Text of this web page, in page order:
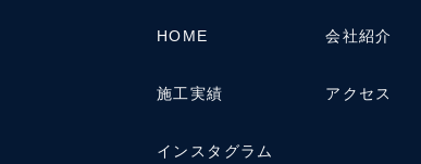
HOME 会社紹介
施工実績 アクセス
インスタグラム